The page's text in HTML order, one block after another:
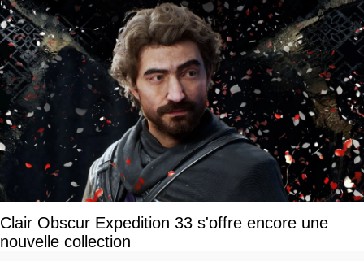
Clair Obscur Expedition 33 s'offre encore une
nouvelle collection